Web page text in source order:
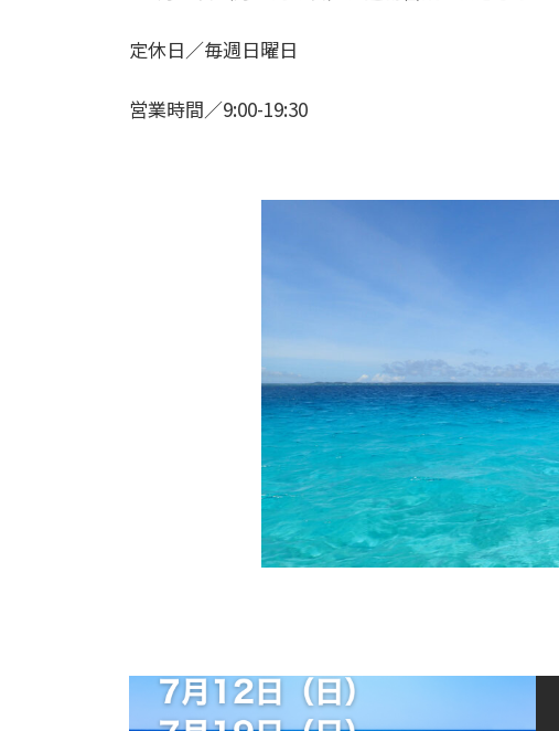
定休日／毎週日曜日
営業時間／9:00-19:30